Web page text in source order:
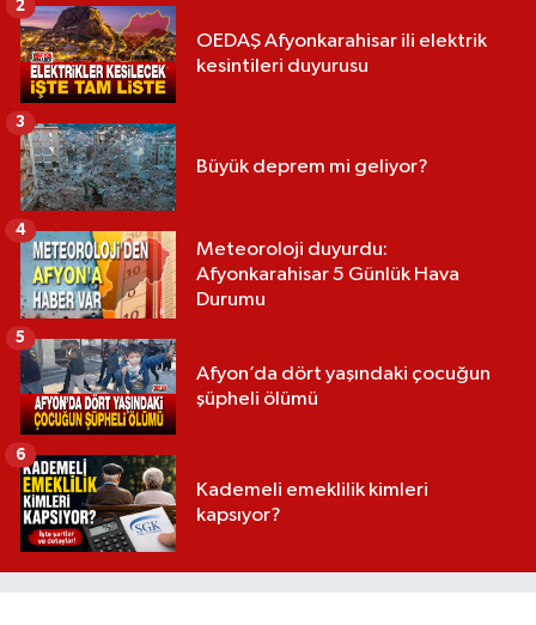
OEDAŞ Afyonkarahisar ili elektrik
kesintileri duyurusu
2
Büyük deprem mi geliyor?
3
Meteoroloji duyurdu:
Afyonkarahisar 5 Günlük Hava
Durumu
4
Afyon’da dört yaşındaki çocuğun
şüpheli ölümü
5
Kademeli emeklilik kimleri
kapsıyor?
6